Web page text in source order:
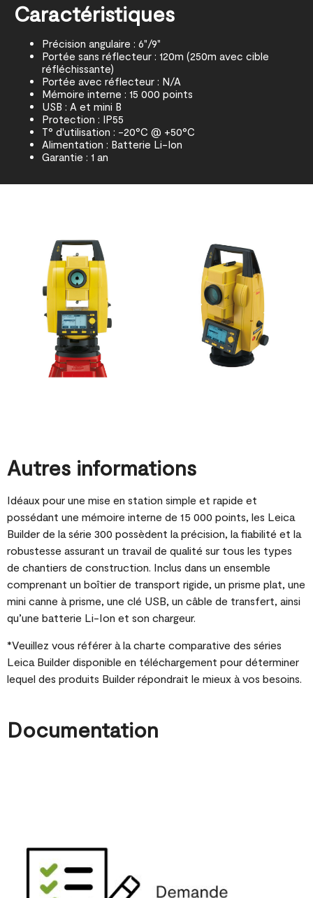
Caractéristiques
Précision angulaire : 6"/9"
Portée sans réflecteur : 120m (250m avec cible
réfléchissante)
Portée avec réflecteur : N/A
Mémoire interne : 15 000 points
USB : A et mini B
Protection : IP55
T° d'utilisation : -20°C @ +50°C
Alimentation : Batterie Li-Ion
Garantie : 1 an
Autres informations
Idéaux pour une mise en station simple et rapide et
possédant une mémoire interne de 15 000 points, les Leica
Builder de la série 300 possèdent la précision, la fiabilité et la
robustesse assurant un travail de qualité sur tous les types
de chantiers de construction. Inclus dans un ensemble
comprenant un boîtier de transport rigide, un prisme plat, une
mini canne à prisme, une clé USB, un câble de transfert, ainsi
qu’une batterie Li-Ion et son chargeur.
*Veuillez vous référer à la charte comparative des séries
Leica Builder disponible en téléchargement pour déterminer
lequel des produits Builder répondrait le mieux à vos besoins.
Documentation